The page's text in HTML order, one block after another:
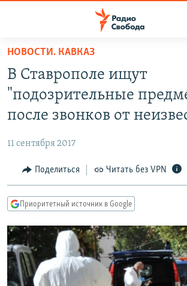
упрощенного
доступа
Вернуться
основному
Вернутся
Вернутся
поиску
ПОДКАСТЫ
АВТОРСКИЕ ПРОЕКТЫ
МНЕНИЯ
КУЛЬТУРА
КАВКАЗ.РЕАЛИИ
СЕВЕР.РЕАЛИИ
СИБИРЬ.РЕАЛИИ
РАСПИСАНИЕ ВЕЩАНИЯ
НОВОСТИ. КАВКАЗ
В Ставрополе ищут
"подозрительные
после звонков от
11 сентября 2017
Поделиться Читать без VPN
Приоритетный источник в Google